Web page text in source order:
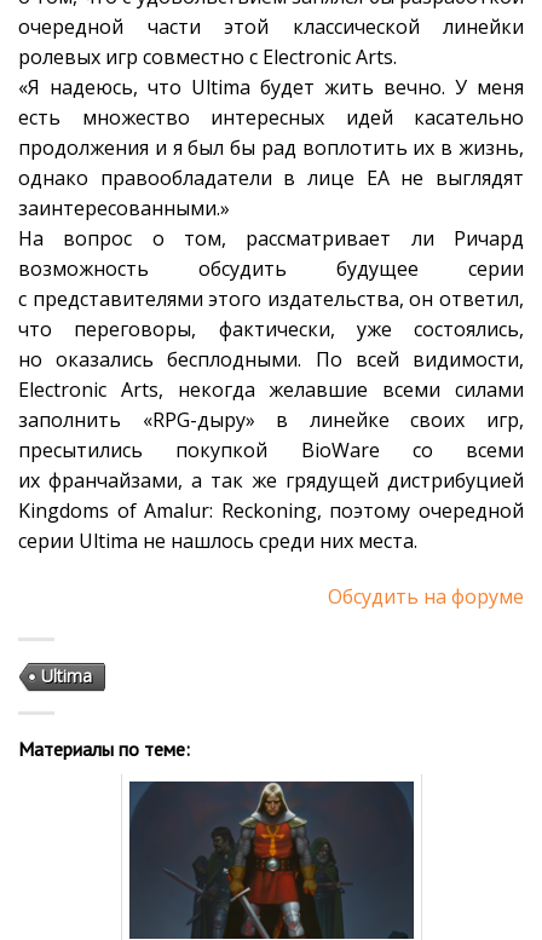
очередной части этой классической линейки
ролевых игр совместно с Electronic Arts.
«Я надеюсь, что Ultima будет жить вечно. У меня
есть множество интересных идей касательно
продолжения и я был бы рад воплотить их в жизнь,
однако правообладатели в лице EA не выглядят
заинтересованными.»
На вопрос о том, рассматривает ли Ричард
возможность обсудить будущее серии
с представителями этого издательства, он ответил,
что переговоры, фактически, уже состоялись,
но оказались бесплодными. По всей видимости,
Electronic Arts, некогда желавшие всеми силами
заполнить «RPG-дыру» в линейке своих игр,
пресытились покупкой BioWare со всеми
их франчайзами, а так же грядущей дистрибуцией
Kingdoms of Amalur: Reckoning, поэтому очередной
серии Ultima не нашлось среди них места.
Обсудить на форуме
Ultima
Материалы по теме: